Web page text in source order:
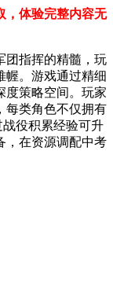
，体验完整内容无
团指挥的精髓，玩
幄。游戏通过精细
度策略空间。玩家
每类角色不仅拥有
役积累经验可升
，在资源调配中考